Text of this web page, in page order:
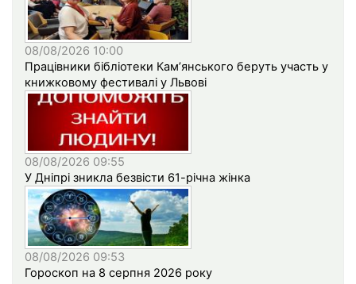
08/08/2026 10:00
Працівники бібліотеки Кам’янського беруть участь у
книжковому фестивалі у Львові
08/08/2026 09:55
У Дніпрі зникла безвісти 61-річна жінка
08/08/2026 09:53
Гороскоп на 8 серпня 2026 року